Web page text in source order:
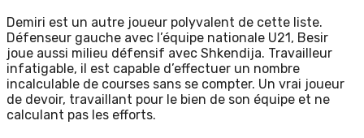
Demiri est un autre joueur polyvalent de cette liste.
Défenseur gauche avec l’équipe nationale U21, Besir
joue aussi milieu défensif avec Shkendija. Travailleur
infatigable, il est capable d’effectuer un nombre
incalculable de courses sans se compter. Un vrai joueur
de devoir, travaillant pour le bien de son équipe et ne
calculant pas les efforts.